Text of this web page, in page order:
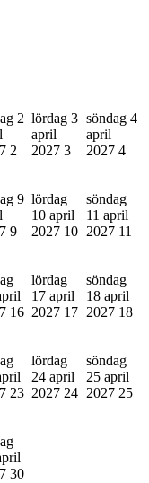
2
2
lördag 3
april
2027 3
söndag 4
april
2027 4
9
9
lördag
10 april
2027 10
söndag
11 april
2027 11
16
lördag
17 april
2027 17
söndag
18 april
2027 18
23
lördag
24 april
2027 24
söndag
25 april
2027 25
30